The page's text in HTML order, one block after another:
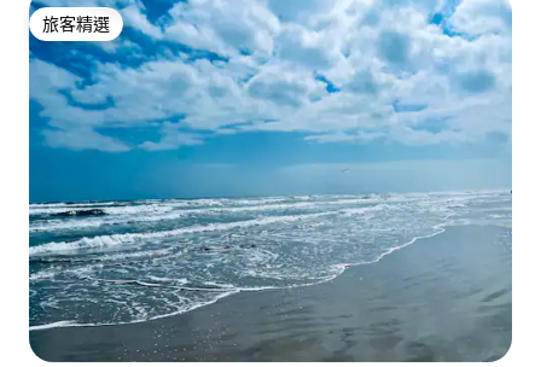
旅客精選
旅客精選